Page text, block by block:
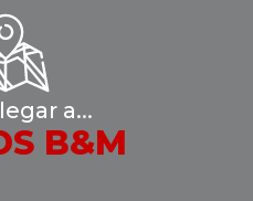
a...
B&M